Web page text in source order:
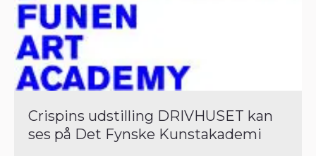
Crispins udstilling DRIVHUSET kan
ses på Det Fynske Kunstakademi